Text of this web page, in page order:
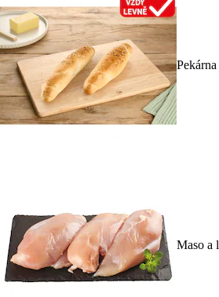
Pekárna
Maso a